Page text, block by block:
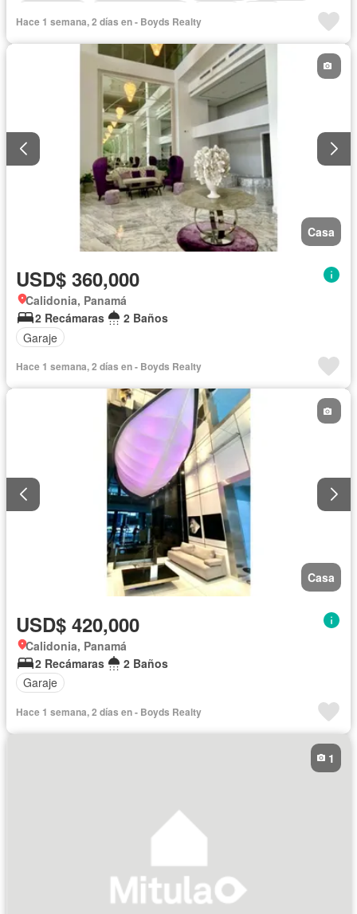
Hace 1 semana, 2 días en - Boyds Realty
Casa
USD$ 360,000
Calidonia, Panamá
2 Recámaras
2 Baños
Garaje
Hace 1 semana, 2 días en - Boyds Realty
Casa
USD$ 420,000
Calidonia, Panamá
2 Recámaras
2 Baños
Garaje
Hace 1 semana, 2 días en - Boyds Realty
1